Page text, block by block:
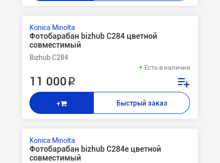
Konica Minolta
Фотобарабан bizhub C284 цветной
совместимый
Bizhub C284
Есть в наличии
11 000 ₽
+ Быстрый заказ
Konica Minolta
Фотобарабан bizhub C284e цветной
совместимый